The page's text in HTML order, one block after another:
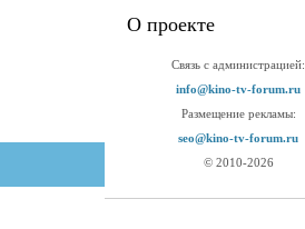
О проекте
Связь с администрацией:
info@kino-tv-forum.ru
Размещение рекламы:
seo@kino-tv-forum.ru
© 2010-2026